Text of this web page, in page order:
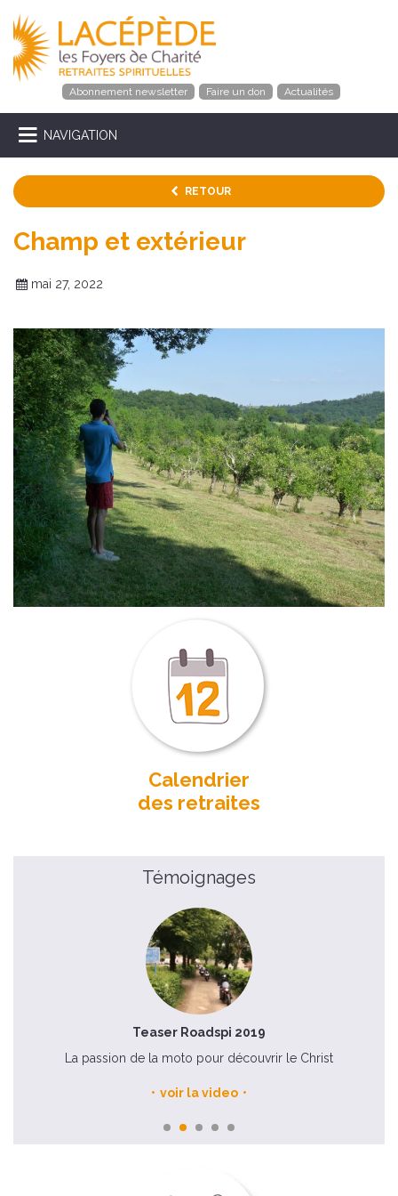
Abonnement newsletter Faire un don Actualités
NAVIGATION
RETOUR
Champ et extérieur
mai 27, 2022
Calendrier
des retraites
Témoignages
Teaser Roadspi 2019
La passion de la moto pour découvrir le Christ
voir la video